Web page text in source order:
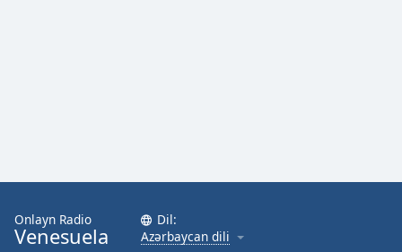
Onlayn Radio
Venesuela
Dil:
Azərbaycan dili